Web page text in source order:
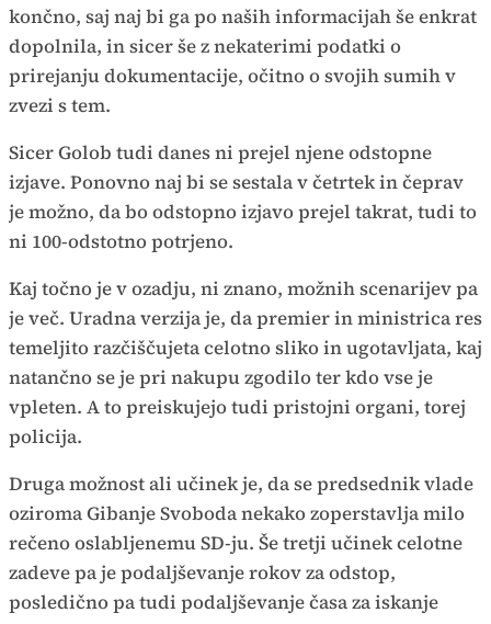
končno, saj naj bi ga po naših informacijah še enkrat
dopolnila, in sicer še z nekaterimi podatki o
prirejanju dokumentacije, očitno o svojih sumih v
zvezi s tem.
Sicer Golob tudi danes ni prejel njene odstopne
izjave. Ponovno naj bi se sestala v četrtek in čeprav
je možno, da bo odstopno izjavo prejel takrat, tudi to
ni 100-odstotno potrjeno.
Kaj točno je v ozadju, ni znano, možnih scenarijev pa
je več. Uradna verzija je, da premier in ministrica res
temeljito razčiščujeta celotno sliko in ugotavljata, kaj
natančno se je pri nakupu zgodilo ter kdo vse je
vpleten. A to preiskujejo tudi pristojni organi, torej
policija.
Druga možnost ali učinek je, da se predsednik vlade
oziroma Gibanje Svoboda nekako zoperstavlja milo
rečeno oslabljenemu SD-ju. Še tretji učinek celotne
zadeve pa je podaljševanje rokov za odstop,
posledično pa tudi podaljševanje časa za iskanje